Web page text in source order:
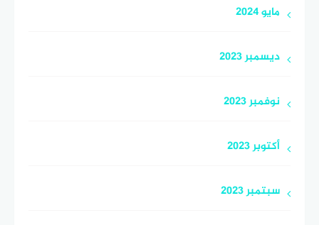
مايو 2024
ديسمبر 2023
نوفمبر 2023
أكتوبر 2023
سبتمبر 2023